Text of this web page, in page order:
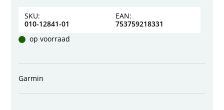
SKU:
010-12841-01
EAN:
753759218331
op voorraad
Garmin